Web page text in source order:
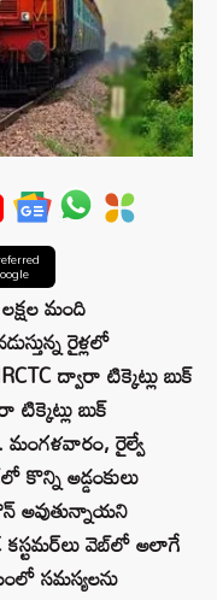
మంది
రైళ్లలో
ద్వారా టిక్కెట్లు బుక్
బుక్
మంగళవారం, రైల్వే
అడ్డంకులు
అవుతున్నాయని
కస్టమర్‌లు వెబ్‌లో అలాగే
సమస్యలను